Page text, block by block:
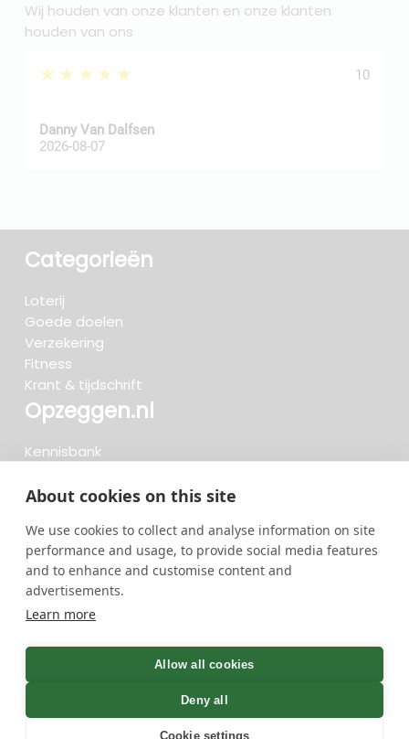
About cookies on this site
We use cookies to collect and analyse information on site
performance and usage, to provide social media features
and to enhance and customise content and
advertisements.
Learn more
Allow all cookies
Deny all
Cookie settings
Wij houden van onze klanten en onze klanten
houden van ons
★★★★★ 10
Danny Van Dalfsen
2026-08-07
Categorieën
Loterij
Goede doelen
Verzekering
Fitness
Krant & tijdschrift
Opzeggen.nl
Kennisbank
Beoordelingen
Meteen opzeggen
722 opzeggingen afgelopen 30 dagen - 3.666.127
opzeggingen in totaal